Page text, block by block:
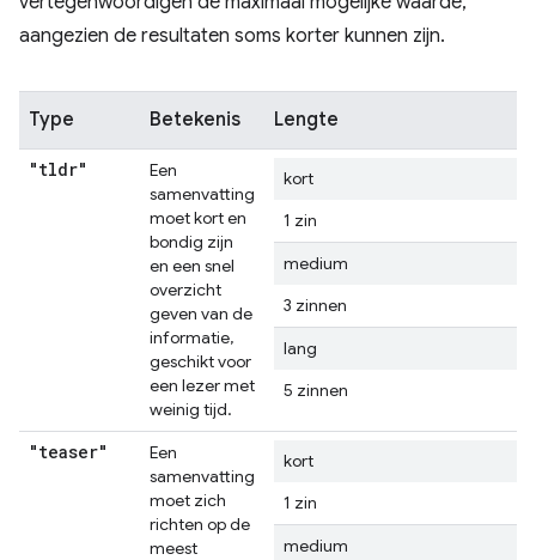
aangezien de resultaten soms korter kunnen zijn.
Type Betekenis Lengte
"tldr"
Een
samenvatting
moet kort en
bondig zijn
en een snel
overzicht
geven van de
informatie,
geschikt voor
een lezer met
weinig tijd.
kort
1 zin
medium
3 zinnen
lang
5 zinnen
"teaser"
Een
samenvatting
moet zich
richten op de
meest
kort
1 zin
medium